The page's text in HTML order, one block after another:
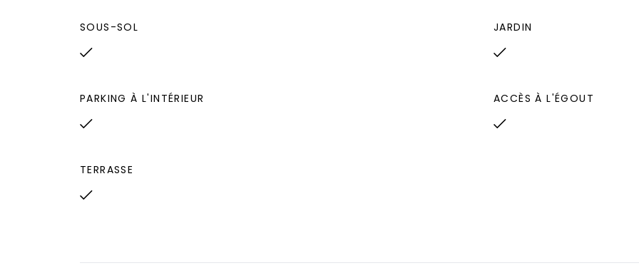
SOUS-SOL JARDIN
PARKING À L'INTÉRIEUR ACCÈS À L'ÉGOUT
TERRASSE